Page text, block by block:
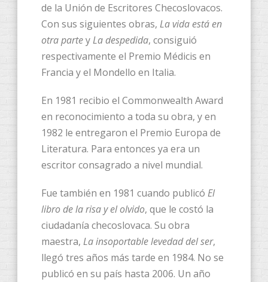
de la Unión de Escritores Checoslovacos.
Con sus siguientes obras, La vida está en
otra parteyLa despedida, consiguió
respectivamente el Premio Médicis en
Francia y el Mondello en Italia.
En 1981 recibio el Commonwealth Award
en reconocimiento a toda su obra, y en
1982 le entregaron el Premio Europa de
Literatura. Para entonces ya era un
escritor consagrado a nivel mundial.
Fue también en 1981 cuando publicó El
libro de la risa y el olvido, que le costó la
ciudadanía checoslovaca. Su obra
maestra, La insoportable levedad del ser,
llegó tres años más tarde en 1984. No se
publicó en su país hasta 2006. Un año